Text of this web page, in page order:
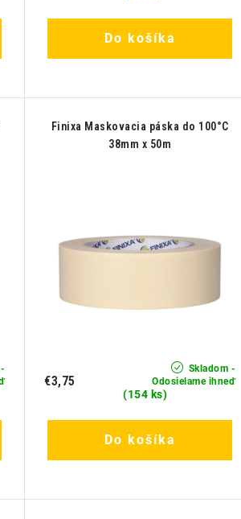
Do košíka
Finixa Maskovacia páska do 100°C
38mm x 50m
Skladom -
Odosielame ihneď
(154 ks)
€3,75
Do košíka